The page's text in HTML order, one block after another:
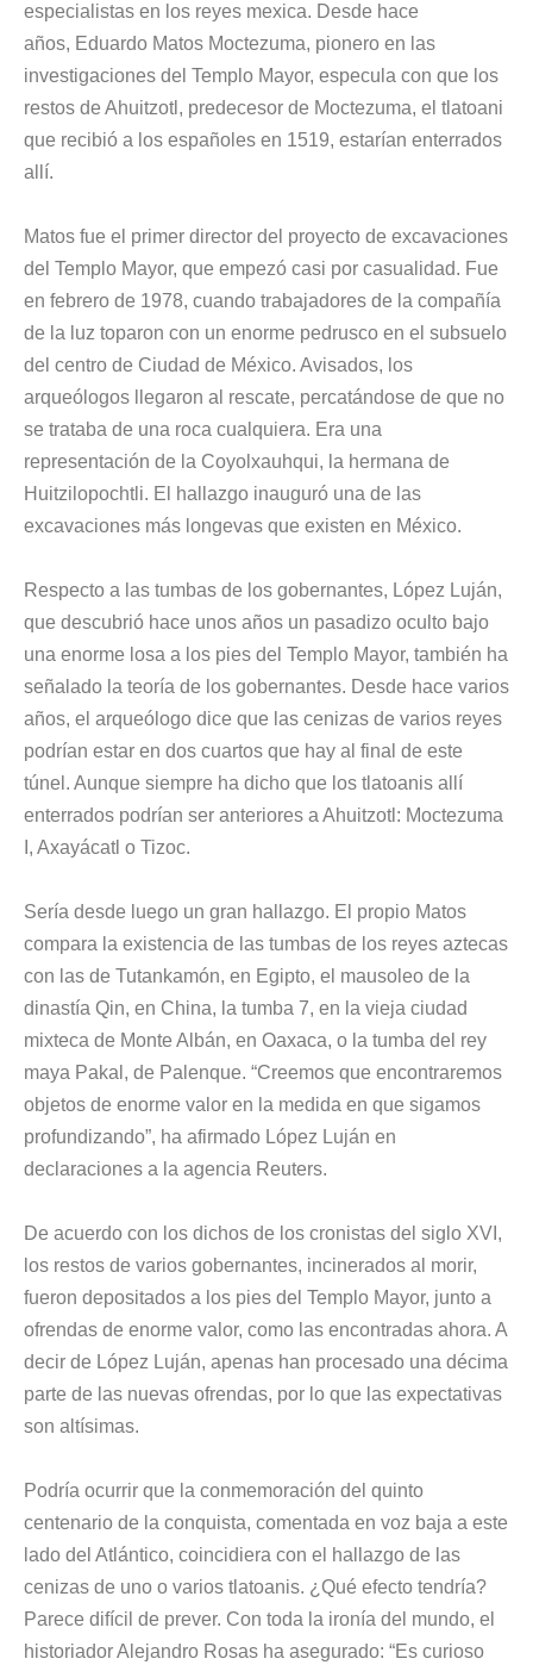
especialistas en los reyes mexica. Desde hace
años, Eduardo Matos Moctezuma, pionero en las
investigaciones del Templo Mayor, especula con que los
restos de Ahuitzotl, predecesor de Moctezuma, el tlatoani
que recibió a los españoles en 1519, estarían enterrados
allí.
Matos fue el primer director del proyecto de excavaciones
del Templo Mayor, que empezó casi por casualidad. Fue
en febrero de 1978, cuando trabajadores de la compañía
de la luz toparon con un enorme pedrusco en el subsuelo
del centro de Ciudad de México. Avisados, los
arqueólogos llegaron al rescate, percatándose de que no
se trataba de una roca cualquiera. Era una
representación de la Coyolxauhqui, la hermana de
Huitzilopochtli. El hallazgo inauguró una de las
excavaciones más longevas que existen en México.
Respecto a las tumbas de los gobernantes, López Luján,
que descubrió hace unos años un pasadizo oculto bajo
una enorme losa a los pies del Templo Mayor, también ha
señalado la teoría de los gobernantes. Desde hace varios
años, el arqueólogo dice que las cenizas de varios reyes
podrían estar en dos cuartos que hay al final de este
túnel. Aunque siempre ha dicho que los tlatoanis allí
enterrados podrían ser anteriores a Ahuitzotl: Moctezuma
I, Axayácatl o Tizoc.
Sería desde luego un gran hallazgo. El propio Matos
compara la existencia de las tumbas de los reyes aztecas
con las de Tutankamón, en Egipto, el mausoleo de la
dinastía Qin, en China, la tumba 7, en la vieja ciudad
mixteca de Monte Albán, en Oaxaca, o la tumba del rey
maya Pakal, de Palenque. “Creemos que encontraremos
objetos de enorme valor en la medida en que sigamos
profundizando”, ha afirmado López Luján en
declaraciones a la agencia Reuters.
De acuerdo con los dichos de los cronistas del siglo XVI,
los restos de varios gobernantes, incinerados al morir,
fueron depositados a los pies del Templo Mayor, junto a
ofrendas de enorme valor, como las encontradas ahora. A
decir de López Luján, apenas han procesado una décima
parte de las nuevas ofrendas, por lo que las expectativas
son altísimas.
Podría ocurrir que la conmemoración del quinto
centenario de la conquista, comentada en voz baja a este
lado del Atlántico, coincidiera con el hallazgo de las
cenizas de uno o varios tlatoanis. ¿Qué efecto tendría?
Parece difícil de prever. Con toda la ironía del mundo, el
historiador Alejandro Rosas ha asegurado: “Es curioso